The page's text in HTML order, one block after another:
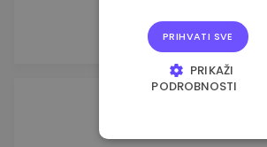
PRIHVATI SVE
PRIKAŽI
PODROBNOSTI